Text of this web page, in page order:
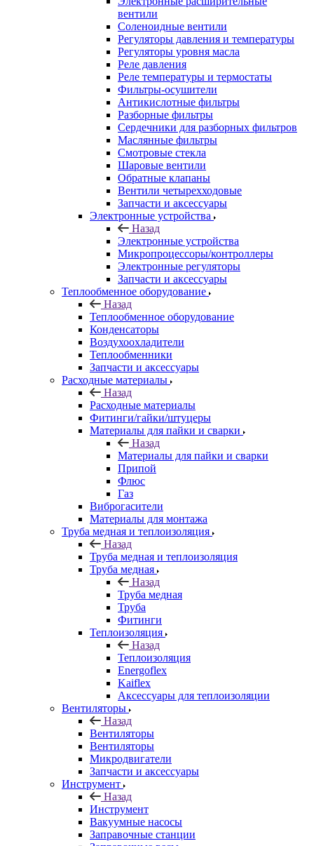
вентили
Соленоидные вентили
Регуляторы давления и температуры
Регуляторы уровня масла
Реле давления
Реле температуры и термостаты
Фильтры-осушители
Антикислотные фильтры
Разборные фильтры
Сердечники для разборных фильтров
Маслянные фильтры
Смотровые стекла
Шаровые вентили
Обратные клапаны
Вентили четырехходовые
Запчасти и аксессуары
Электронные устройства
Назад
Электронные устройства
Микропроцессоры/контроллеры
Электронные регуляторы
Запчасти и аксессуары
Теплообменное оборудование
Назад
Теплообменное оборудование
Конденсаторы
Воздухоохладители
Теплообменники
Запчасти и аксессуары
Расходные материалы
Назад
Расходные материалы
Фитинги/гайки/штуцеры
Материалы для пайки и сварки
Назад
Материалы для пайки и сварки
Припой
Флюс
Газ
Виброгасители
Материалы для монтажа
Труба медная и теплоизоляция
Назад
Труба медная и теплоизоляция
Труба медная
Назад
Труба медная
Труба
Фитинги
Теплоизоляция
Назад
Теплоизоляция
Energoflex
Kaiflex
Аксессуары для теплоизоляции
Вентиляторы
Назад
Вентиляторы
Вентиляторы
Микродвигатели
Запчасти и аксессуары
Инструмент
Назад
Инструмент
Вакуумные насосы
Заправочные станции